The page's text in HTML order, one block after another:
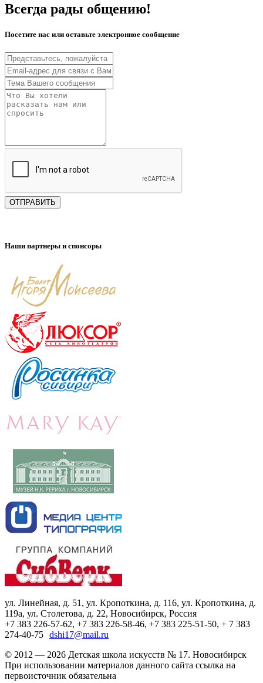
Всегда рады общению!
Посетите нас или оставьте электронное сообщение
ОТПРАВИТЬ
Наши партнеры и спонсоры
ул. Линейная, д. 51, ул. Кропоткина, д. 116, ул. Кропоткина, д.
119а, ул. Столетова, д. 22, Новосибирск, Россия
+7 383 226-57-62, +7 383 226-58-46, +7 383 225-51-50, + 7 383
274-40-75 dshi17@mail.ru
© 2012 — 2026 Детская школа искусств № 17. Новосибирск
При использовании материалов данного сайта ссылка на
первоисточник обязательна